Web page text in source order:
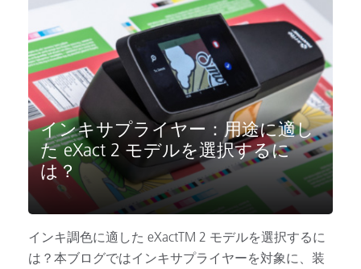
インキサプライヤー：用途に適し
た eXact 2 モデルを選択するに
は？
インキ調色に適した eXactTM 2 モデルを選択するに
は？本ブログではインキサプライヤーを対象に、装